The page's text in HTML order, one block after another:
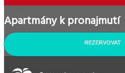
Apartmány k pronajmutí
REZERVOVAT